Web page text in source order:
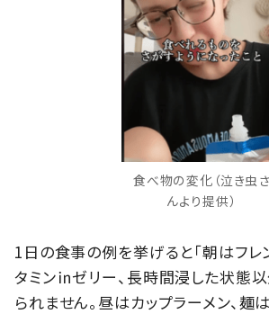
食べ物の変化（泣き虫さ
んより提供）
1日の食事の例を挙げると「朝はフレ
タミン㏌ゼリー、長時間浸した状態
られません。昼はカップラーメン、